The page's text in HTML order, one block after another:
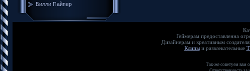
Билли Пайпер
Геймерам предоставленна
Дизайнерам и креативным
Клипы
и развлекательные
Так-же советуем вам